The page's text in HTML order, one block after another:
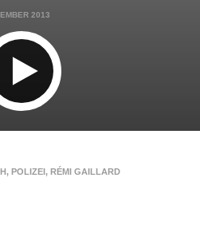
2013
, POLIZEI, RÉMI GAILLARD